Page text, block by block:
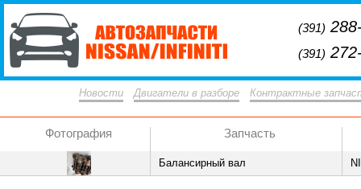
(391)
(391)
Новости Двигатели в разборе Контрактные
Фотография Запчасть
Балансирный вал